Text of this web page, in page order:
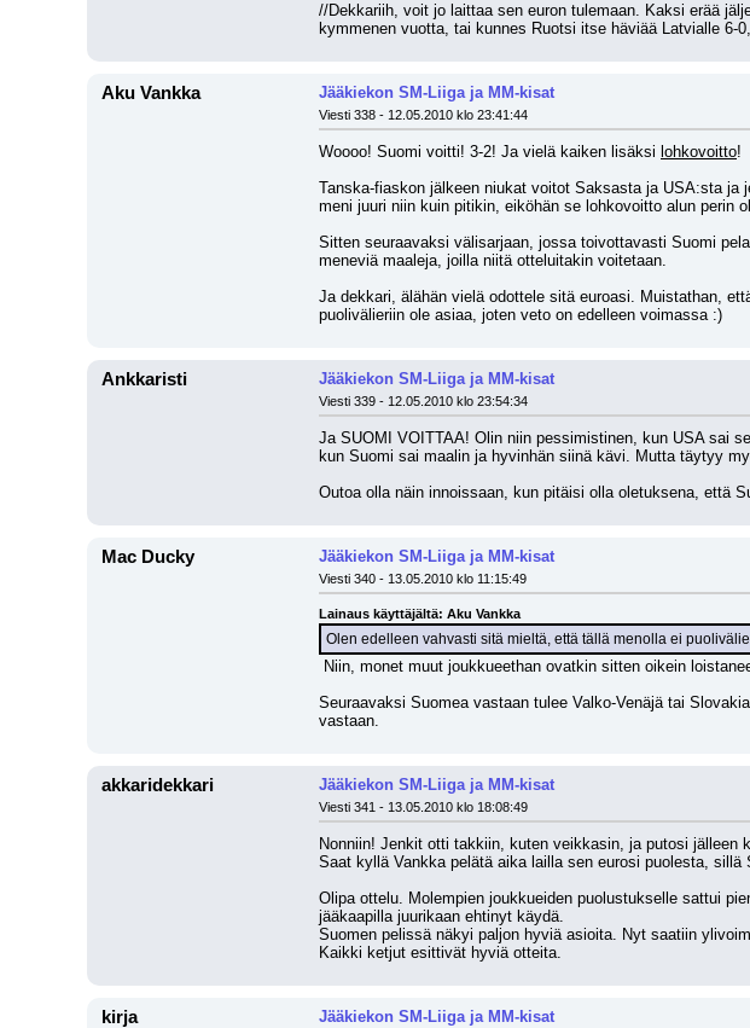
//Dekkariih, voit jo laittaa sen euron tulemaan. Kaksi erää
kymmenen vuotta, tai kunnes Ruotsi itse häviää Latvialle 6-
Aku Vankka Jääkiekon SM-Liiga ja MM-kisat
Viesti 338 - 12.05.2010 klo 23:41:44
Woooo! Suomi voitti! 3-2! Ja vielä kaiken lisäksi lohkovoitto!
Tanska-fiaskon jälkeen niukat voitot Saksasta ja USA:sta
meni juuri niin kuin pitikin, eiköhän se lohkovoitto alun perin
Sitten seuraavaksi välisarjaan, jossa toivottavasti Suomi
meneviä maaleja, joilla niitä otteluitakin voitetaan.
Ja dekkari, älähän vielä odottele sitä euroasi. Muistathan,
puolivälieriin ole asiaa, joten veto on edelleen voimassa :)
Ankkaristi Jääkiekon SM-Liiga ja MM-kisat
Viesti 339 - 12.05.2010 klo 23:54:34
Ja SUOMI VOITTAA! Olin niin pessimistinen, kun USA sai
kun Suomi sai maalin ja hyvinhän siinä kävi. Mutta täytyy
Outoa olla näin innoissaan, kun pitäisi olla oletuksena, että
Mac Ducky Jääkiekon SM-Liiga ja MM-kisat
Viesti 340 - 13.05.2010 klo 11:15:49
Lainaus käyttäjältä: Aku Vankka
Olen edelleen vahvasti sitä mieltä, että tällä menolla ei
Niin, monet muut joukkueethan ovatkin sitten oikein
Seuraavaksi Suomea vastaan tulee Valko-Venäjä tai
vastaan.
akkaridekkari Jääkiekon SM-Liiga ja MM-kisat
Viesti 341 - 13.05.2010 klo 18:08:49
Nonniin! Jenkit otti takkiin, kuten veikkasin, ja putosi
Saat kyllä Vankka pelätä aika lailla sen eurosi puolesta,
Olipa ottelu. Molempien joukkueiden puolustukselle sattui
jääkaapilla juurikaan ehtinyt käydä.
Suomen pelissä näkyi paljon hyviä asioita. Nyt saatiin
Kaikki ketjut esittivät hyviä otteita.
kirja Jääkiekon SM-Liiga ja MM-kisat